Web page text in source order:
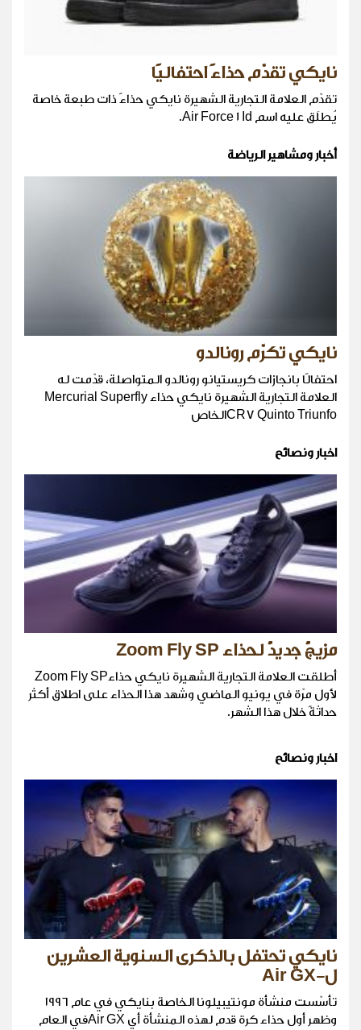
نايكي تقدّم حذاءً احتفاليًا
تقدّم العلامة التجارية الشهيرة نايكي حذاءً ذات طبعة خاصة
يُطلَق عليه اسم Air Force 1 Id.
أخبار ومشاهير الرياضة
نايكي تكرّم رونالدو
احتفالًا بانجازات كريستيانو رونالدو المتواصلة، قدّمت له
العلامة التجارية الشهيرة نايكي حذاء Mercurial Superfly
CR7 Quinto Triunfoالخاص
اخبار ونصائح
مزيجٌ جديدٌ لحذاء Zoom Fly SP
أطلقت العلامة التجارية الشهيرة نايكي حذاءZoom Fly SP
لأول مرّة في يونيو الماضي وشهد هذا الحذاء على اطلاق أكثر
حداثةً خلال هذا الشهر.
اخبار ونصائح
نايكي تحتفل بالذكرى السنوية العشرين
ل-Air GX
تأسّست منشأة مونتيبيلونا الخاصة بنايكي في عام ١٩٩٦
وظهر أول حذاء كرة قدم لهذه المنشأة أي Air GXفي العام